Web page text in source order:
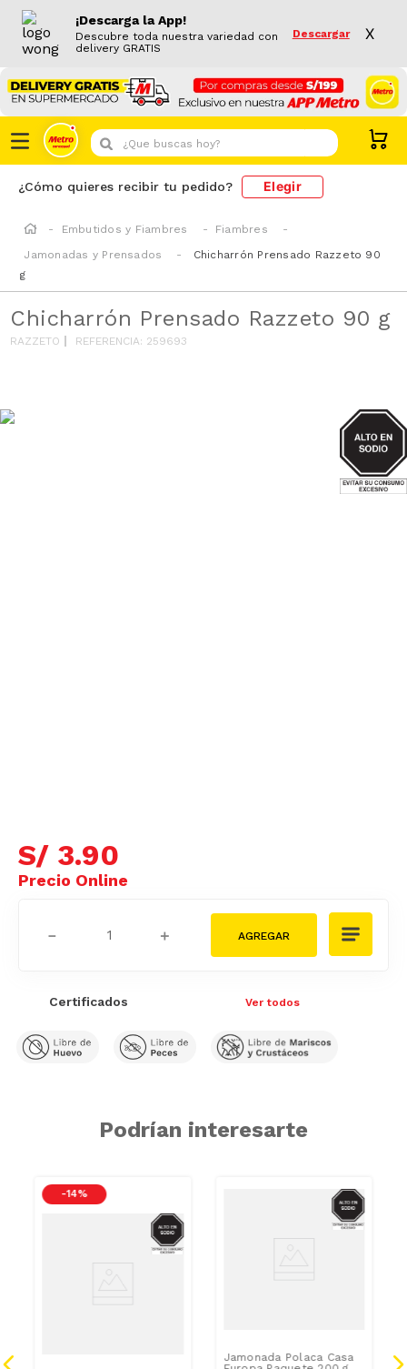
¡Descarga la App!
Descubre toda nuestra variedad con
delivery GRATIS
Descargar X
¿Que buscas hoy?
¿Cómo quieres recibir tu pedido? Elegir
Embutidos y Fiambres
Fiambres
Jamonadas y Prensados
Chicharrón Prensado Razzeto 90
g
Chicharrón Prensado Razzeto 90 g
RAZZETO REFERENCIA: 259693
SODIO
S/ 3.90
＋
－
Certificados Ver todos
Podrían interesarte
-14 %
SODIO
SODIO
Jamonada Polaca Casa